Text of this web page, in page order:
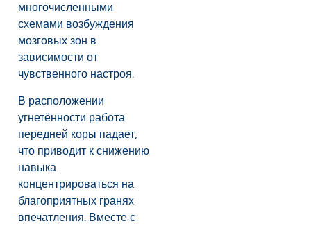
многочисленными
схемами возбуждения
мозговых зон в
зависимости от
чувственного настроя.
В расположении
угнетённости работа
передней коры падает,
что приводит к снижению
навыка
концентрироваться на
благоприятных гранях
впечатления. Вместе с